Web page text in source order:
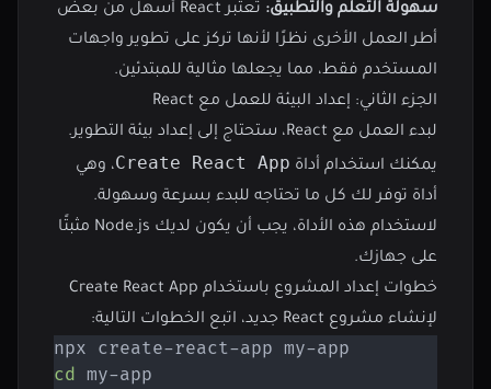
سهولة التعلم والتطبيق:
تُعتبر React أسهل من بعض
أطر العمل الأخرى نظرًا لأنها تركز على تطوير واجهات
المستخدم فقط، مما يجعلها مثالية للمبتدئين.
الجزء الثاني: إعداد البيئة للعمل مع React
لبدء العمل مع React، ستحتاج إلى إعداد بيئة التطوير.
يمكنك استخدام أداة Create React App، وهي
أداة توفر لك كل ما تحتاجه للبدء بسرعة وسهولة.
لاستخدام هذه الأداة، يجب أن يكون لديك Node.js مثبتًا
على جهازك.
خطوات إعداد المشروع باستخدام Create React App
لإنشاء مشروع React جديد، اتبع الخطوات التالية:
cd